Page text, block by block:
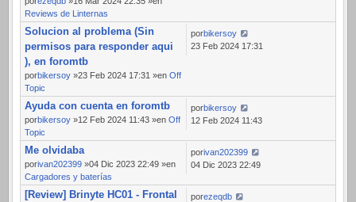
Reviews de Linternas
Solucion al problema (Sin
permisos para responder aqui
), en foromtb
porbikersoy »23 Feb 2024 17:31 »en Off
Topic
porbikersoy
23 Feb 2024 17:31
Ayuda con cuenta en foromtb
porbikersoy »12 Feb 2024 11:43 »en Off
Topic
porbikersoy
12 Feb 2024 11:43
Me olvidaba
porivan202399 »04 Dic 2023 22:49 »en
Cargadores y baterías
porivan202399
04 Dic 2023 22:49
[Review] Brinyte HC01 - Frontal
porezeqdb